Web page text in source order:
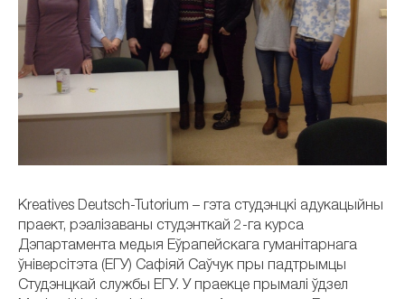
Kreatives Deutsch-Tutorium – гэта студэнцкі адукацыйны
праект, рэалізаваны студэнткай 2-га курса
Дэпартамента медыя Еўрапейскага гуманітарнага
ўніверсітэта (ЕГУ) Сафіяй Саўчук пры падтрымцы
Студэнцкай службы ЕГУ. У праекце прымалі ўдзел